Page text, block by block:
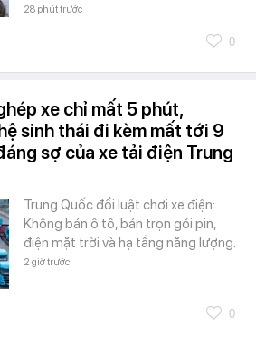
28 phút trước
0
xe chỉ mất 5 phút,
sinh thái đi kèm mất tới 9
sợ của xe tải điện Trung
Trung Quốc đổi luật chơi xe điện:
Không bán ô tô, bán trọn gói pin,
điện mặt trời và hạ tầng năng lượng.
2 giờ trước
0